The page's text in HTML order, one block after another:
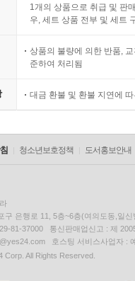
1개의 상품으로 취급 및 판
우, 세트 상품 전부 및 세트
상품의 불량에 의한 반품,
준하여 처리됨
대금 환불 및 환불 지연에
청소년보호정책 도서홍보안내
구 은행로 11, 5층~6층(여의도동,일신
81-37000 통신판매업신고 : 제
호스팅 서비스사업자 :
All Rights Reserved.